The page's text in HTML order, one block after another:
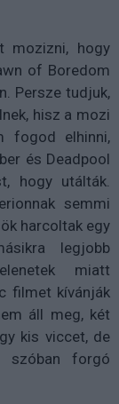
mozizni, hogy
of Boredom
Persze tudjuk,
hisz a mozi
fogod elhinni,
és Deadpool
hogy utálták.
semmi
harcoltak egy
legjobb
miatt
filmet kívánják
áll meg, két
kis viccet, de
szóban forgó